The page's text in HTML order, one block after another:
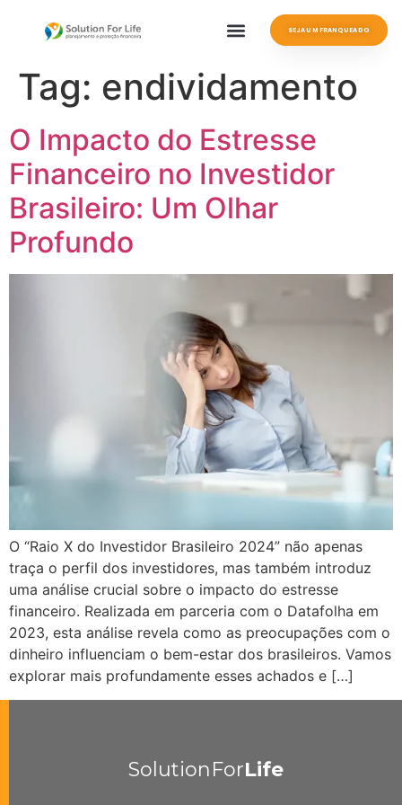
SEJA UM FRANQUEADO
Tag: endividamento
O Impacto do Estresse
Financeiro no Investidor
Brasileiro: Um Olhar
Profundo
O “Raio X do Investidor Brasileiro 2024” não apenas
traça o perfil dos investidores, mas também introduz
uma análise crucial sobre o impacto do estresse
financeiro. Realizada em parceria com o Datafolha em
2023, esta análise revela como as preocupações com o
dinheiro influenciam o bem-estar dos brasileiros. Vamos
explorar mais profundamente esses achados e […]
SolutionForLife